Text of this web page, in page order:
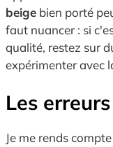
beige bien porté
faut nuancer : si
qualité, restez sur
expérimenter avec
Les
Je me rends